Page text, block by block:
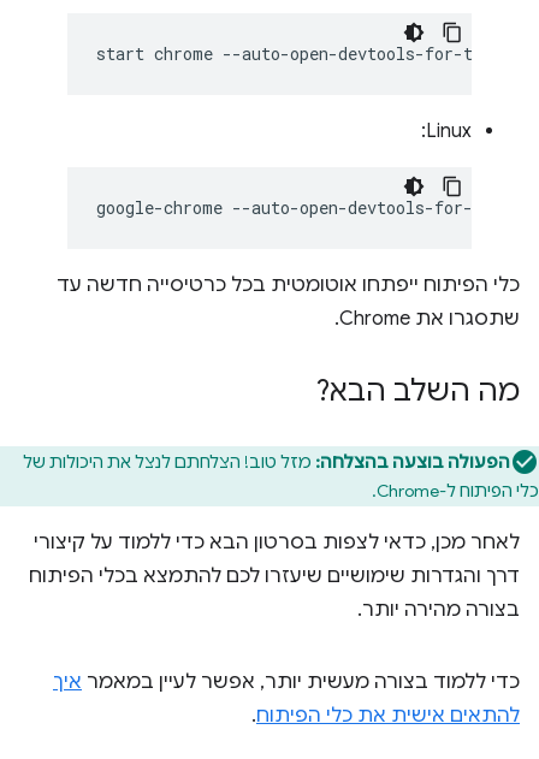
start chrome
Linux:
google-chrome
כלי הפיתוח ייפתחו אוטומטית בכל כרטיסייה חדשה עד
שתסגרו את Chrome.
מה השלב הבא?
הפעולה בוצעה בהצלחה: מזל טוב! הצלחתם לנצל את היכולות של
כלי הפיתוח ל-Chrome.
לאחר מכן, כדאי לצפות בסרטון הבא כדי ללמוד על קיצורי
דרך והגדרות שימושיים שיעזרו לכם להתמצא בכלי הפיתוח
בצורה מהירה יותר.
כדי ללמוד בצורה מעשית יותר, אפשר לעיין במאמר איך
להתאים אישית את כלי הפיתוח.